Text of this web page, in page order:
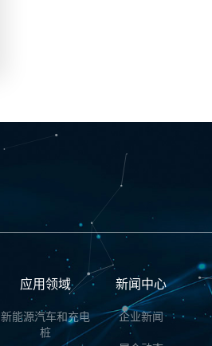
应用领域
新能源汽车和充电
桩
新闻中心
企业新闻